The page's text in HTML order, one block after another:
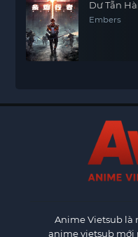
Dư Tẫn
Embers
Anime Vietsub là
anime vietsub mới